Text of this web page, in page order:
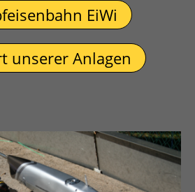
EiWi
unserer Anlagen